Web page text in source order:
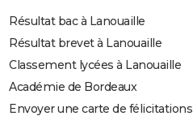
Résultat bac à Lanouaille
Résultat brevet à Lanouaille
Classement lycées à Lanouaille
Académie de Bordeaux
Envoyer une carte de félicitations